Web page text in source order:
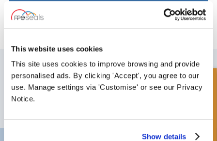
This website uses cookies
This site uses cookies to improve browsing and provide
personalised ads. By clicking 'Accept', you agree to our
use. Manage settings via 'Customise' or see our Privacy
Notice.
Show details
Chiavi a perno
ISCRIVITI ALLA NOSTRA NEWSLETTER
Non dimenticare di iscriverti alla nostra newsletter per ricevere dettagli
sulle ultime offerte speciali e nuovi prodotti.
Richiesta Veloce